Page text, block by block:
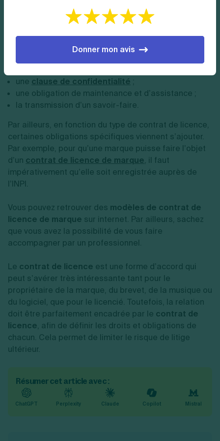
dans un contrat de licence
Il est ainsi possible de prévoir :
une clause de confidentialité ;
une obligation de maintenance et d’assistance ;
la transmission d’un savoir-faire.
Par ailleurs, en fonction du type de contrat de licence,
certaines obligations spécifiques viennent s’ajouter.
Par exemple, pour qu’une marque puisse faire l’objet
d’un contrat de licence de marque, il faut
impérativement qu’elle soit enregistrée auprès de
l’INPI.
Vous pouvez retrouver des modèles de contrat de
licence de marque sur internet. Par ailleurs, sachez
que vous avez la possibilité de vous faire
accompagner par un professionnel.
Le contrat de licence est une forme d’accord qui
peut s’avérer très intéressante tant pour le
propriétaire de la marque, du brevet, de la musique ou
du logiciel, que pour le licencié. Toutefois, la relation
doit être parfaitement encadrée par le contrat de
licence, afin de définir les droits et obligations de
chacun. Cela permet de limiter le risque de litige
ultérieur.
Résumer cet article avec :
ChatGPT Perplexity Claude Copilot Mistral
Donner mon avis